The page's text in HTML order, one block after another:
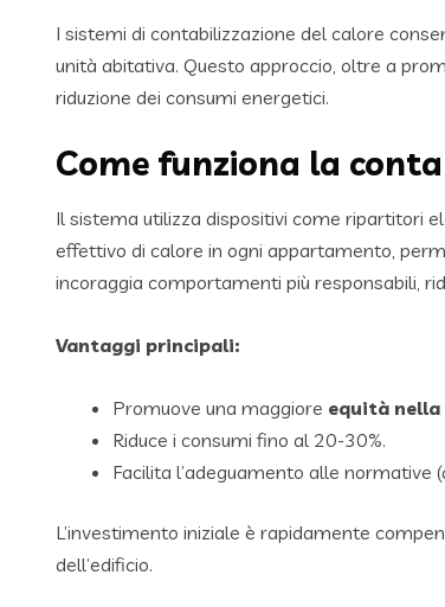
I sistemi di contabilizzazione del calore
unità abitativa. Questo approccio, oltre a
riduzione dei consumi energetici.
Come funziona la
Il sistema utilizza dispositivi come ripartitori
effettivo di calore in ogni appartamento,
incoraggia comportamenti più responsabili,
Vantaggi principali:
Promuove una maggiore equità
Riduce i consumi fino al 20-30%.
Facilita l’adeguamento alle normative
L’investimento iniziale è rapidamente
dell’edificio.